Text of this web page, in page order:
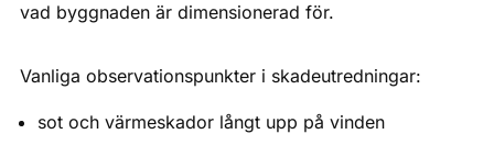
vad byggnaden är dimensionerad för.
Vanliga observationspunkter i skadeutredningar:
sot och värmeskador långt upp på vinden